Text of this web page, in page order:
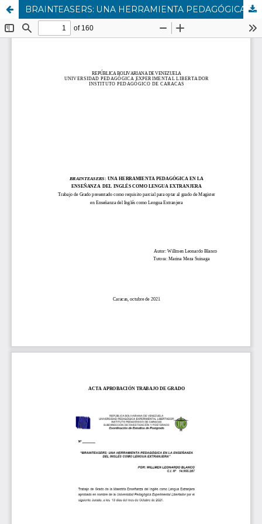
BRAINTEASERS: UNA HERRAMIENTA PEDAGÓGICA EN LA ENSEÑANZA DEL INGLÉS COMO LENGUA EXTRANJERA